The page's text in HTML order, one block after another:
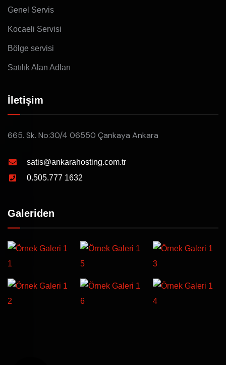
Genel Servis
Kocaeli Servisi
Bölge servisi
Satılık Alan Adları
İletişim
665. Sk. No:30/4 06550 Çankaya Ankara
satis@ankarahosting.com.tr
0.505.777 1632
Galeriden